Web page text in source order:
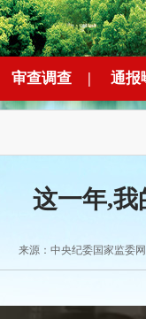
审查调查 | 通报
这一年,
来源：中央纪委国家监